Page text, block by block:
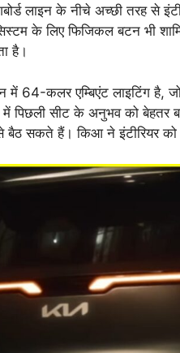
लाइन के नीचे अच्छी तरह से
के लिए फिजिकल बटन भी
है।
64-कलर एम्बिएंट लाइटिंग है,
सीट के अनुभव को बेहतर
बैठ सकते हैं। किआ ने इंटीरियर